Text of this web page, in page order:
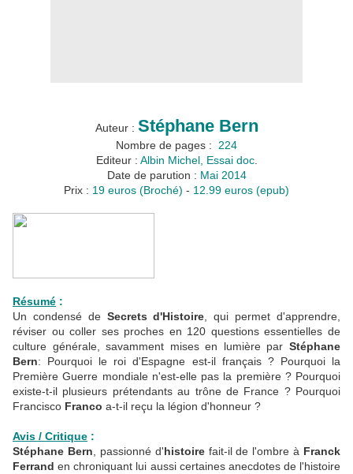
Auteur : Stéphane Bern
Nombre de pages : 224
Editeur : Albin Michel, Essai doc.
Date de parution : Mai 2014
Prix : 19 euros (Broché) - 12.99 euros (epub)
Résumé :
Un condensé de Secrets d'Histoire , qui permet d'apprendre,
réviser ou coller ses proches en 120 questions essentielles de
culture générale, savamment mises en lumière par Stéphane
Bern: Pourquoi le roi d'Espagne est-il français ? Pourquoi la
Première Guerre mondiale n'est-elle pas la première ? Pourquoi
existe-t-il plusieurs prétendants au trône de France ? Pourquoi
Francisco Franco a-t-il reçu la légion d'honneur ?
Avis / Critique :
Stéphane Bern , passionné d'histoirefait-il de l'ombre à Franck
Ferrand en chroniquant lui aussi certaines anecdotes de l'histoire